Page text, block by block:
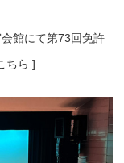
館にて第73回免許
ちら ]